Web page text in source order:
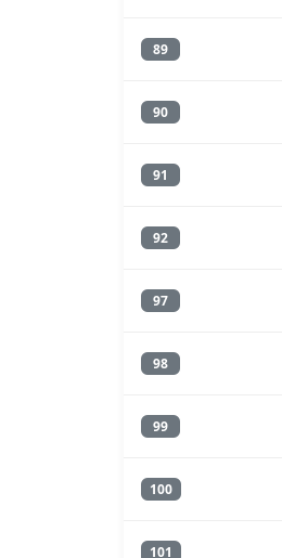
89
90
91
92
97
98
99
100
101